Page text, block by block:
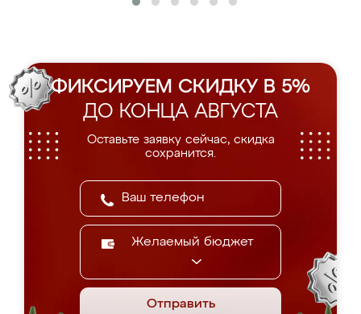
ФИКСИРУЕМ СКИДКУ В 5%
ДО КОНЦА АВГУСТА
Оставьте заявку сейчас, скидка
сохранится.
Желаемый бюджет
Отправить